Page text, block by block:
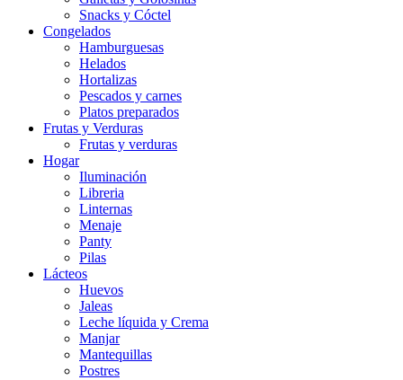
Snacks y Cóctel
Congelados
Hamburguesas
Helados
Hortalizas
Pescados y carnes
Platos preparados
Frutas y Verduras
Frutas y verduras
Hogar
Iluminación
Libreria
Linternas
Menaje
Panty
Pilas
Lácteos
Huevos
Jaleas
Leche líquida y Crema
Manjar
Mantequillas
Postres